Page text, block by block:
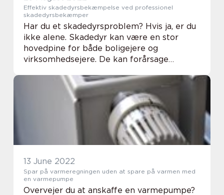
Effektiv skadedyrsbekæmpelse ved professionel
skadedyrsbekæmper
Har du et skadedyrsproblem? Hvis ja, er du
ikke alene. Skadedyr kan være en stor
hovedpine for både boligejere og
virksomhedsejere. De kan forårsage
endda udgøre en sundhedsrisiko. I dette
blogindlæg får du inf...
13 June 2022
Spar på varmeregningen uden at spare på varmen med
en varmepumpe
Overvejer du at anskaffe en varmepumpe?